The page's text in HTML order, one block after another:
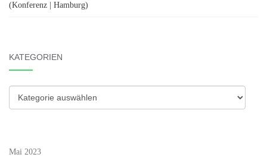
(Konferenz | Hamburg)
KATEGORIEN
Kategorien
Mai 2023